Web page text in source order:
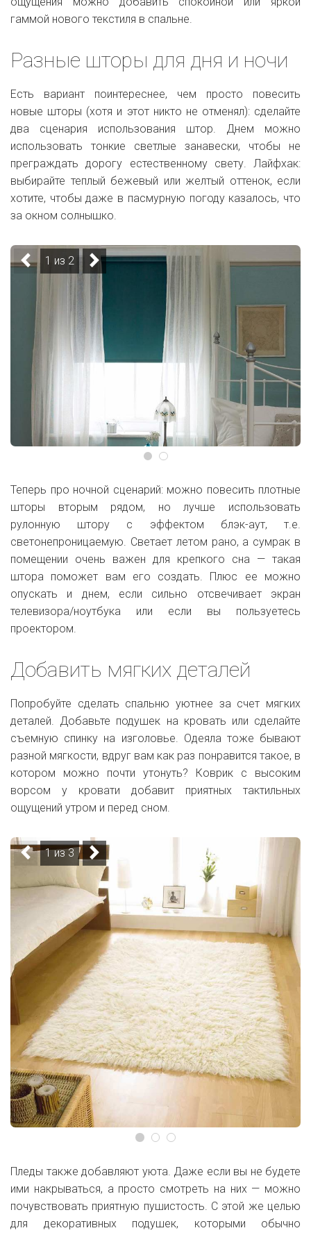
гаммой нового текстиля в спальне.
Разные шторы для дня и ночи
Есть вариант поинтереснее, чем просто повесить
новые шторы (хотя и этот никто не отменял): сделайте
два сценария использования штор. Днем можно
использовать тонкие светлые занавески, чтобы не
преграждать дорогу естественному свету. Лайфхак:
выбирайте теплый бежевый или желтый оттенок, если
хотите, чтобы даже в пасмурную погоду казалось, что
за окном солнышко.
1 из 2
Теперь про ночной сценарий: можно повесить плотные
шторы вторым рядом, но лучше использовать
рулонную штору с эффектом блэк-аут, т.е.
светонепроницаемую. Светает летом рано, а сумрак в
помещении очень важен для крепкого сна — такая
штора поможет вам его создать. Плюс ее можно
опускать и днем, если сильно отсвечивает экран
телевизора/ноутбука или если вы пользуетесь
проектором.
Добавить мягких деталей
Попробуйте сделать спальню уютнее за счет мягких
деталей. Добавьте подушек на кровать или сделайте
съемную спинку на изголовье. Одеяла тоже бывают
разной мягкости, вдруг вам как раз понравится такое, в
котором можно почти утонуть? Коврик с высоким
ворсом у кровати добавит приятных тактильных
ощущений утром и перед сном.
1 из 3
Пледы также добавляют уюта. Даже если вы не будете
ими накрываться, а просто смотреть на них — можно
почувствовать приятную пушистость. С этой же целью
для декоративных подушек, которыми обычно